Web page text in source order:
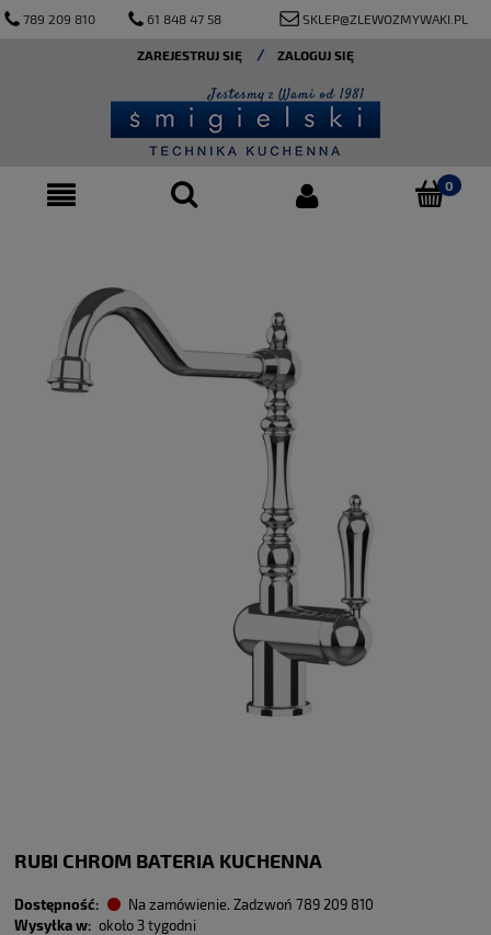
789 209 810 61 848 47 58 SKLEP@ZLEWOZMYWAKI.PL
ZAREJESTRUJ SIĘ ZALOGUJ SIĘ
RUBI CHROM BATERIA KUCHENNA
Dostępność: Na zamówienie. Zadzwoń 789 209 810
Wysyłka w: około 3 tygodni